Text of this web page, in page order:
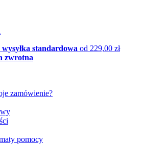
standardowa od 229,00 zł
zwrotna
zamówienie?
pomocy